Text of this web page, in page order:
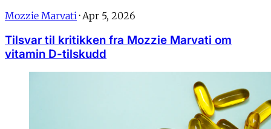
Mozzie Marvati · Apr 5, 2026
Tilsvar til kritikken fra Mozzie Marvati om
vitamin D-tilskudd